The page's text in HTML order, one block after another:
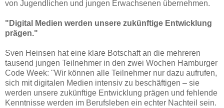
von Jugendlichen und jungen Erwachsenen übernehmen.
"Digital Medien werden unsere zukünftige Entwicklung
prägen."
Sven Heinsen hat eine klare Botschaft an die mehreren
tausend jungen Teilnehmer in den zwei Wochen Hamburger
Code Week: "Wir können alle Teilnehmer nur dazu aufrufen,
sich mit digitalen Medien intensiv zu beschäftigen – sie
werden unsere zukünftige Entwicklung prägen und fehlende
Kenntnisse werden im Berufsleben ein echter Nachteil sein.